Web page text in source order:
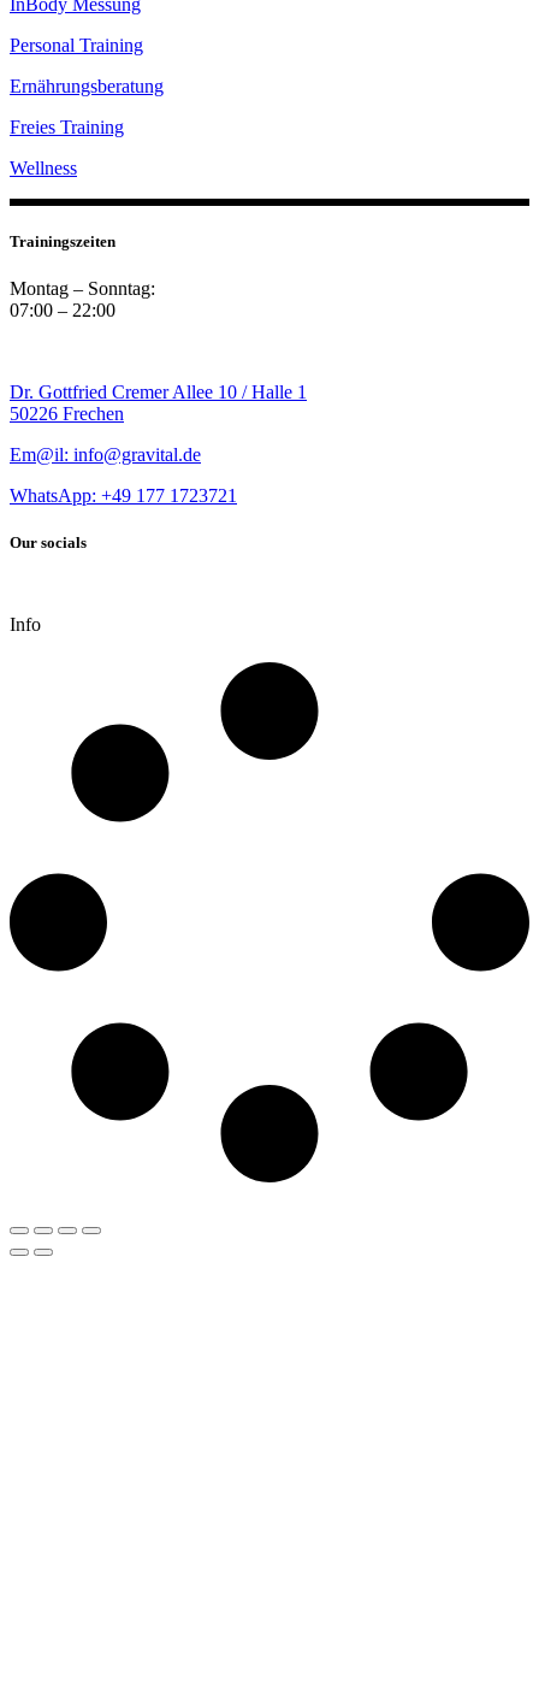
InBody Messung
Personal Training
Ernährungsberatung
Freies Training
Wellness
Trainingszeiten
Montag – Sonntag:
07:00 – 22:00
Dr. Gottfried Cremer Allee 10 / Halle 1
50226 Frechen
Em@il: info@gravital.de
WhatsApp: +49 177 1723721
Our socials
Info